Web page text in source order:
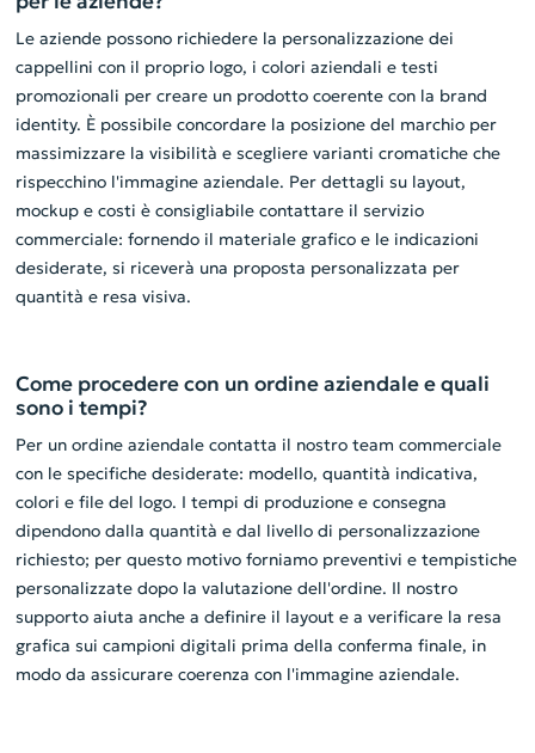
Le aziende possono richiedere la personalizzazione dei
cappellini con il proprio logo, i colori aziendali e testi
promozionali per creare un prodotto coerente con la brand
identity. È possibile concordare la posizione del marchio per
massimizzare la visibilità e scegliere varianti cromatiche che
rispecchino l'immagine aziendale. Per dettagli su layout,
mockup e costi è consigliabile contattare il servizio
commerciale: fornendo il materiale grafico e le indicazioni
desiderate, si riceverà una proposta personalizzata per
quantità e resa visiva.
Come procedere con un ordine aziendale e quali
sono i tempi?
Per un ordine aziendale contatta il nostro team commerciale
con le specifiche desiderate: modello, quantità indicativa,
colori e file del logo. I tempi di produzione e consegna
dipendono dalla quantità e dal livello di personalizzazione
richiesto; per questo motivo forniamo preventivi e tempistiche
personalizzate dopo la valutazione dell'ordine. Il nostro
supporto aiuta anche a definire il layout e a verificare la resa
grafica sui campioni digitali prima della conferma finale, in
modo da assicurare coerenza con l'immagine aziendale.